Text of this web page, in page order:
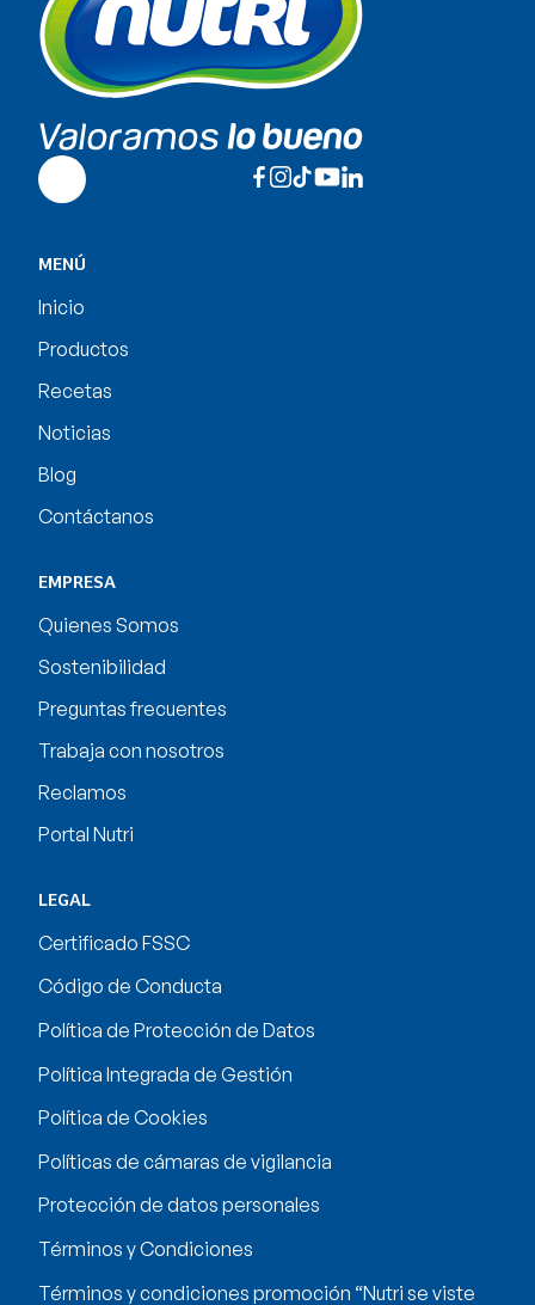
MENÚ
Inicio
Productos
Recetas
Noticias
Blog
Contáctanos
EMPRESA
Quienes Somos
Sostenibilidad
Preguntas frecuentes
Trabaja con nosotros
Reclamos
Portal Nutri
LEGAL
Certificado FSSC
Código de Conducta
Política de Protección de Datos
Política Integrada de Gestión
Política de Cookies
Políticas de cámaras de vigilancia
Protección de datos personales
Términos y Condiciones
Términos y condiciones promoción “Nutri se viste